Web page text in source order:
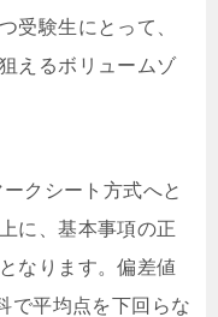
受験生にとって、
えるボリュームゾ
クシート方式へと
に、基本事項の正
なります。偏差値
で平均点を下回らな